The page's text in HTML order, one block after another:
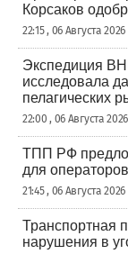
Корсаков
22:15 , 06 Августа
Экспедиция
исследовала
пелагических
22:00 , 06 Августа
ТПП РФ
для
21:45 , 06 Августа
Транспортная
нарушения в